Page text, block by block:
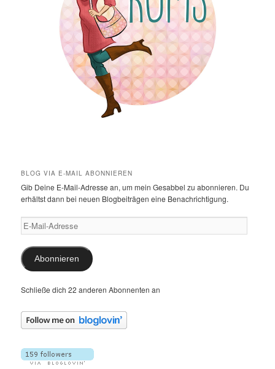
BLOG VIA E-MAIL ABONNIEREN
Gib Deine E-Mail-Adresse an, um mein Gesabbel zu abonnieren. Du
erhältst dann bei neuen Blogbeiträgen eine Benachrichtigung.
E-
Mail-
Adresse
Abonnieren
Schließe dich 22 anderen Abonnenten an